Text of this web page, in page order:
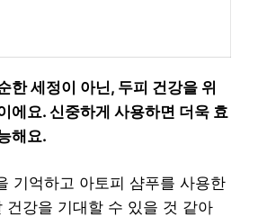
한 세정이 아닌, 두피 건강을 위
에요. 신중하게 사용하면 더욱 효
해요.
기억하고 아토피 샴푸를 사용한
건강을 기대할 수 있을 것 같아